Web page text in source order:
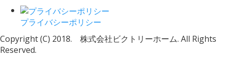
プライバシーポリシー
Copyright (C) 2018. 株式会社ビクトリーホーム. All Rights
Reserved.